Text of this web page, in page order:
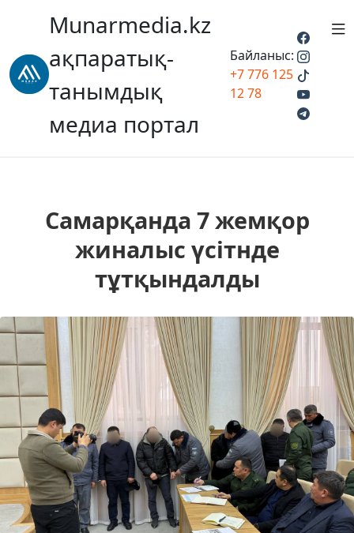
Munarmedia.kz
ақпаратық-
танымдық
медиа портал
Байланыс:
+7 776 125
12 78
Самарқанда 7 жемқор
жиналыс үсітнде
тұтқындалды